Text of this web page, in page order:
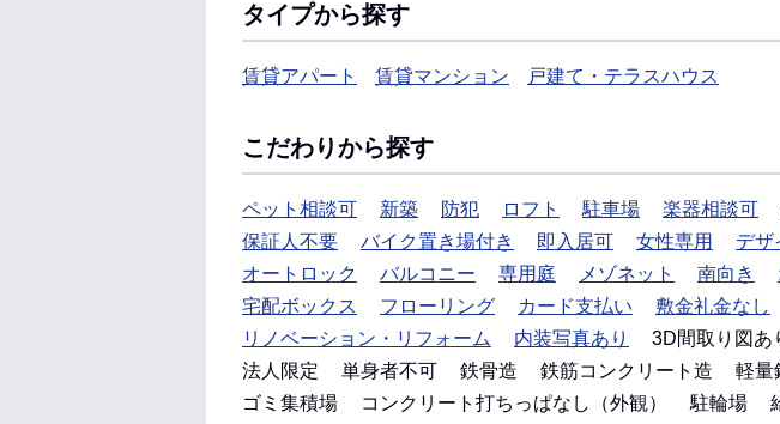
タイプから探す
賃貸アパート 賃貸マンション 戸建て・テラスハウス
こだわりから探す
ペット相談可 新築 防犯 ロフト 駐車場 楽器相談可
保証人不要
バイク置き場付き 即入居可 女性専用 デザ
オートロック
バルコニー 専用庭 メゾネット 南向き
宅配ボックス
フローリング カード支払い 敷金礼金なし
リノベーション・リフォーム
内装写真あり 3D間取り図あ
法人限定
単身者不可 鉄骨造 鉄筋コンクリート造 軽量
ゴミ集積場
コンクリート打ちっぱなし（外観） 駐輪場